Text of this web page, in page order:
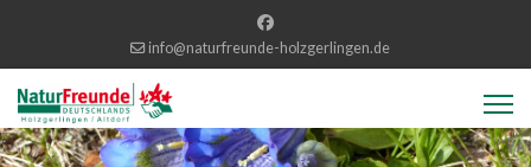
info@naturfreunde-holzgerlingen.de